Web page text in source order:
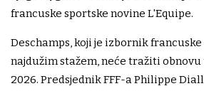
francuske sportske novine L'Equipe.
Deschamps, koji je izbornik
najdužim stažem, neće tražiti
2026. Predsjednik FFF-a Philippe